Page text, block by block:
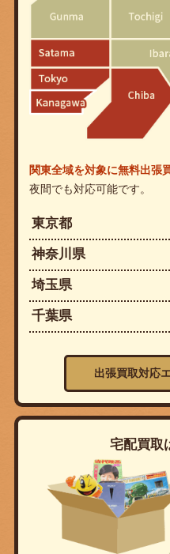
関東全域を対象に無料出張
夜間でも対応可能です。
東京都
神奈川県
埼玉県
千葉県
出張買取対応
宅配買取